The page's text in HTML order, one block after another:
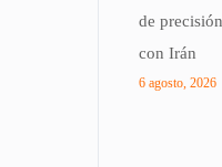
de
con Irán
6 agosto, 2026